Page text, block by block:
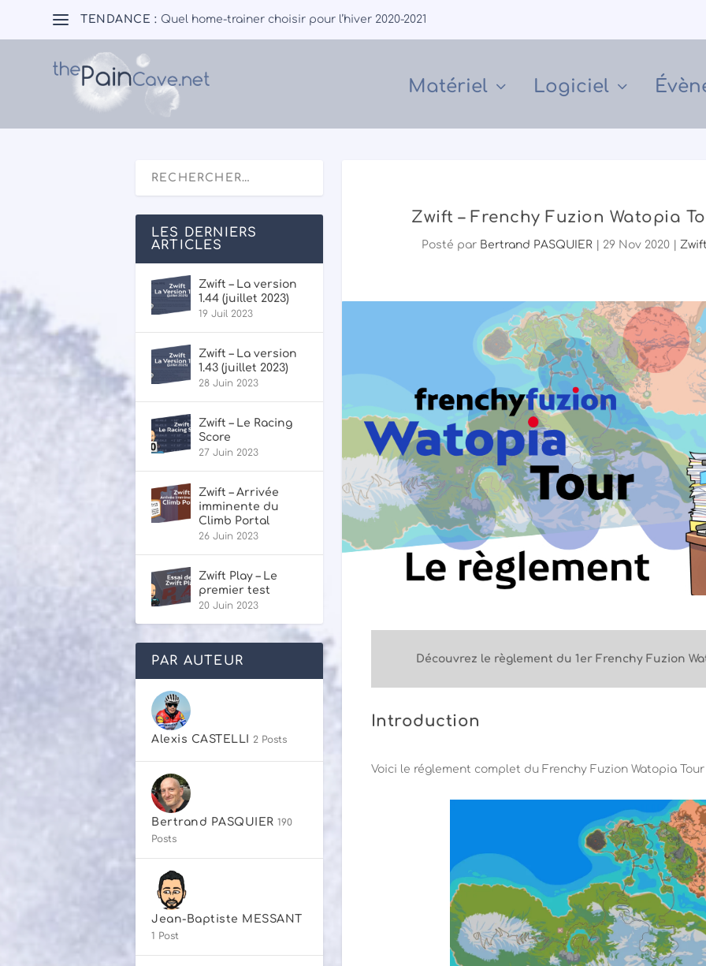
TENDANCE : Quel home-trainer choisir pour l’hiver 2020-2021
Matériel Logiciel
Zwift – Frenchy Fuzion Watopia
Posté par Bertrand PASQUIER 29 Nov 2020
Découvrez le règlement du 1er Frenchy Fuzion
Introduction
Voici le réglement complet du Frenchy Fuzion Watopia
LES DERNIERS
ARTICLES
Zwift – La version
1.44 (juillet 2023)
19 Juil 2023
Zwift – La version
1.43 (juillet 2023)
28 Juin 2023
Zwift – Le Racing
Score
27 Juin 2023
Zwift – Arrivée
imminente du
Climb Portal
26 Juin 2023
Zwift Play – Le
premier test
20 Juin 2023
PAR AUTEUR
Alexis CASTELLI 2 Posts
Bertrand PASQUIER 190
Posts
Jean-Baptiste MESSANT
1 Post